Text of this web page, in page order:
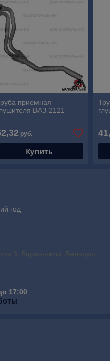
приемная
ВАЗ-2121
руб.
Купить
год
Барановичи, Беларусь
17:00